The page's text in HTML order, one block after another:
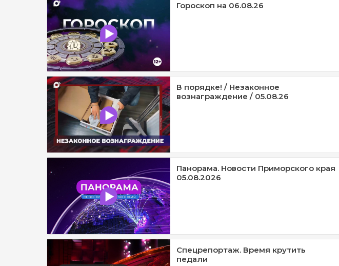
Гороскоп на 06.08.26
В порядке! / Незаконное
вознаграждение / 05.08.26
Панорама. Новости Приморского края
05.08.2026
Спецрепортаж. Время крутить
педали